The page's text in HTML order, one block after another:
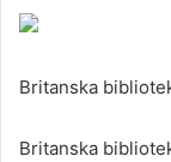
Britanska
Britanska